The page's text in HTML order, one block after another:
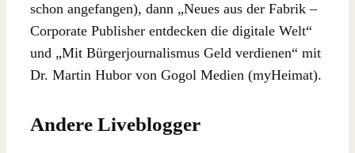
schon angefangen), dann „Neues aus der Fabrik –
Corporate Publisher entdecken die digitale Welt“
und „Mit Bürgerjournalismus Geld verdienen“ mit
Dr. Martin Hubor von Gogol Medien (myHeimat).
Andere Liveblogger